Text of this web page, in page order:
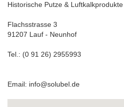
Historische Putze & Luftkalkprodukte
Flachsstrasse 3
91207 Lauf - Neunhof
Tel.: (0 91 26) 2955993
Email: info@solubel.de